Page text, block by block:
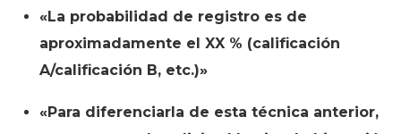
«La probabilidad de registro es de
aproximadamente el XX % (calificación
A/calificación B, etc.)»
«Para diferenciarla de esta técnica anterior,